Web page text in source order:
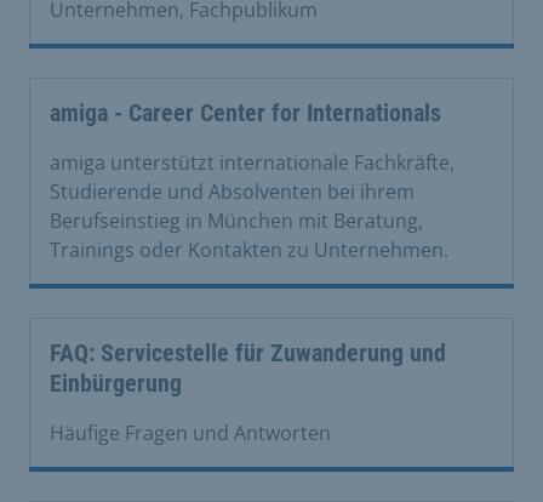
Unternehmen, Fachpublikum
amiga - Career Center for Internationals
amiga unterstützt internationale Fachkräfte,
Studierende und Absolventen bei ihrem
Berufseinstieg in München mit Beratung,
Trainings oder Kontakten zu Unternehmen.
FAQ: Servicestelle für Zuwanderung und
Einbürgerung
Häufige Fragen und Antworten